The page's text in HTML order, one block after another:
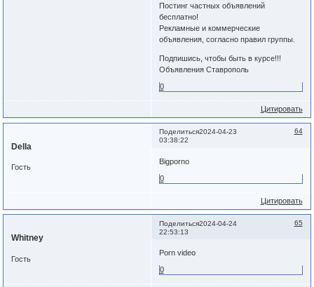
Постинг частных объявлений
бесплатно!
Рекламные и коммерческие
объявления, согласно правил группы.
Подпишись, чтобы быть в курсе!!!
Объявления Ставрополь
0
Цитировать
Поделиться 64
2024-04-23
03:38:22
Della
Гость
Bigporno
0
Цитировать
Поделиться 65
2024-04-24
22:53:13
Whitney
Гость
Porn video
0